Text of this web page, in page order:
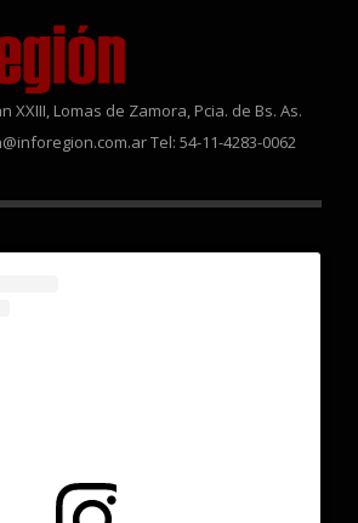
XXIII, Lomas de Zamora, Pcia. de Bs. As.
Tel: 54-11-4283-0062